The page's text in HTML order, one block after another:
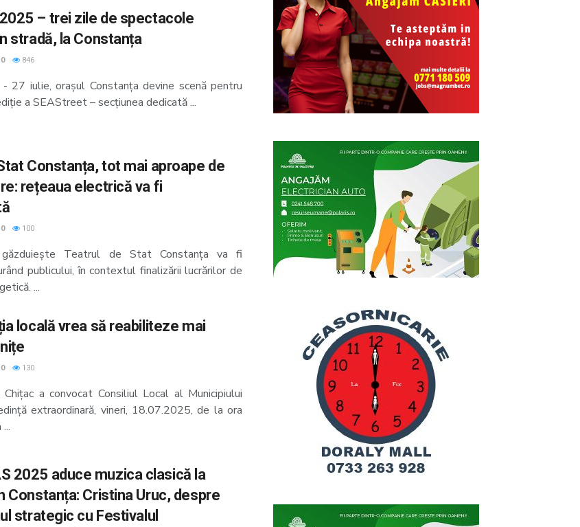
– trei zile de spectacole
stradă, la Constanța
0 846
27 iulie, orașul Constanța devine scenă pentru
a SEAStreet – secțiunea dedicată ...
Constanța, tot mai aproape de
rețeaua electrică va fi
0 100
găzduiește Teatrul de Stat Constanța va fi
publicului, în contextul finalizării lucrărilor de
...
locală vrea să reabiliteze mai
0 130
a convocat Consiliul Local al Municipiului
extraordinară, vineri, 18.07.2025, de la ora
2025 aduce muzica clasică la
Constanța: Cristina Uruc, despre
strategic cu Festivalul